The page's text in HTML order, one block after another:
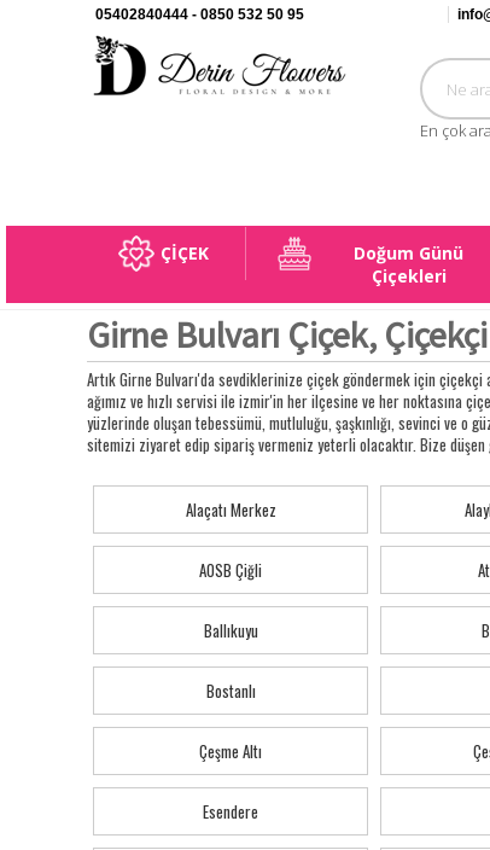
05402840444 - 0850 532 50 95
En çok
ÇİÇEK
Doğum Günü
Çiçekleri
Girne Bulvarı Çiçek, Çiçekçi
Artık Girne Bulvarı'da sevdiklerinize çiçek göndermek için çiçekçi
ağımız ve hızlı servisi ile izmir'in her ilçesine ve her
yüzlerinde oluşan tebessümü, mutluluğu, şaşkınlığı, sevinci ve
sitemizi ziyaret edip sipariş vermeniz yeterli olacaktır. Bize
Alaçatı Merkez
AOSB Çiğli
Ballıkuyu
Bostanlı
Çeşme Altı
Esendere